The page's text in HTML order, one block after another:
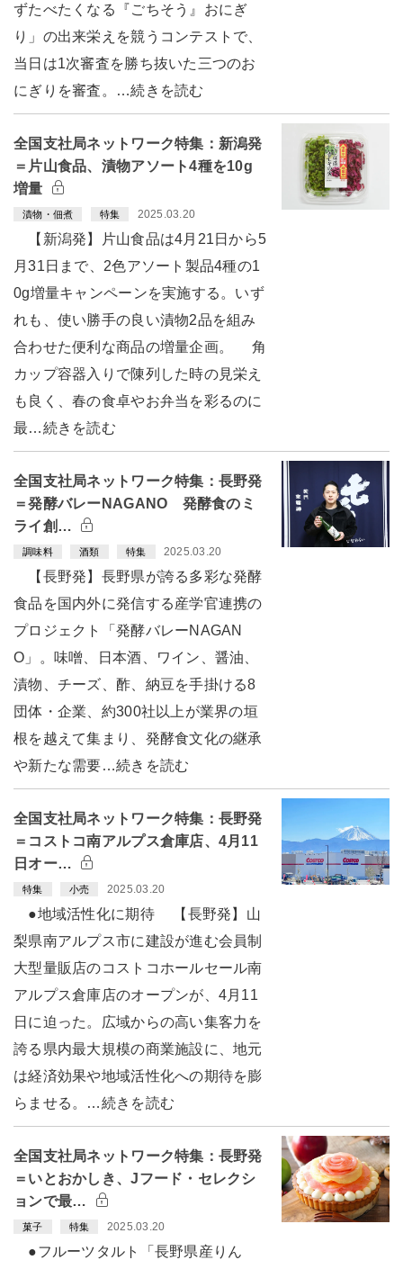
ずたべたくなる『ごちそう』おにぎ
り」の出来栄えを競うコンテストで、
当日は1次審査を勝ち抜いた三つのお
にぎりを審査。…続きを読む
全国支社局ネットワーク特集：新潟発
＝片山食品、漬物アソート4種を10g
増量
漬物・佃煮 特集 2025.03.20
【新潟発】片山食品は4月21日から5
月31日まで、2色アソート製品4種の1
0g増量キャンペーンを実施する。いず
れも、使い勝手の良い漬物2品を組み
合わせた便利な商品の増量企画。 角
カップ容器入りで陳列した時の見栄え
も良く、春の食卓やお弁当を彩るのに
最…続きを読む
全国支社局ネットワーク特集：長野発
＝発酵バレーNAGANO 発酵食のミ
ライ創…
調味料 酒類 特集 2025.03.20
【長野発】長野県が誇る多彩な発酵
食品を国内外に発信する産学官連携の
プロジェクト「発酵バレーNAGAN
O」。味噌、日本酒、ワイン、醤油、
漬物、チーズ、酢、納豆を手掛ける8
団体・企業、約300社以上が業界の垣
根を越えて集まり、発酵食文化の継承
や新たな需要…続きを読む
全国支社局ネットワーク特集：長野発
＝コストコ南アルプス倉庫店、4月11
日オー…
特集 小売 2025.03.20
●地域活性化に期待 【長野発】山
梨県南アルプス市に建設が進む会員制
大型量販店のコストコホールセール南
アルプス倉庫店のオープンが、4月11
日に迫った。広域からの高い集客力を
誇る県内最大規模の商業施設に、地元
は経済効果や地域活性化への期待を膨
らませる。…続きを読む
全国支社局ネットワーク特集：長野発
＝いとおかしき、Jフード・セレクシ
ョンで最…
菓子 特集 2025.03.20
●フルーツタルト「長野県産りん